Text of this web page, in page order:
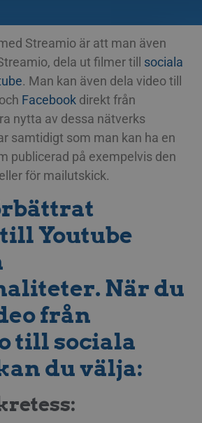
Streamio är att man även
dela ut filmer till sociala
. Man kan även dela video till
och Facebook direkt från
nytta av dessa nätverks
samtidigt som man kan ha en
publicerad på exempelvis den
för mailutskick.
Youtube
När du
från
till sociala
du välja: